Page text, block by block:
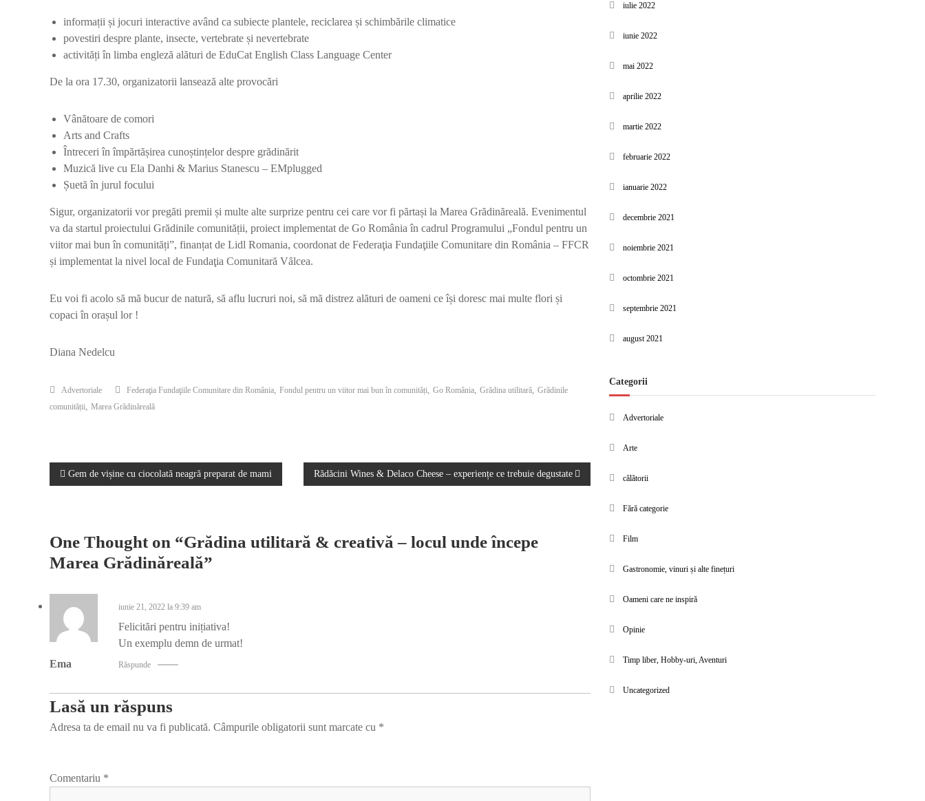
informații și jocuri interactive având ca subiecte plantele, reciclarea și schimbările climatice
povestiri despre plante, insecte, vertebrate și nevertebrate
activități în limba engleză alături de EduCat English Class Language Center
De la ora 17.30, organizatorii lansează alte provocări
Vânătoare de comori
Arts and Crafts
Întreceri în împărtășirea cunoștințelor despre grădinărit
Muzică live cu Ela Danhi & Marius Stanescu – EMplugged
Șuetă în jurul focului
Sigur, organizatorii vor pregăti premii și multe alte surprize pentru cei care vor fi părtași la Marea Grădinăreală. Evenimentul
va da startul proiectului Grădinile comunității, proiect implementat de Go România în cadrul Programului „Fondul pentru un
viitor mai bun în comunități”, finanțat de Lidl Romania, coordonat de Federaţia Fundaţiile Comunitare din România – FFCR
și implementat la nivel local de Fundaţia Comunitară Vȃlcea.
Eu voi fi acolo să mă bucur de natură, să aflu lucruri noi, să mă distrez alături de oameni ce își doresc mai multe flori și
copaci în orașul lor !
Diana Nedelcu
Advertoriale Federaţia Fundaţiile Comunitare din România, Fondul pentru un viitor mai bun în comunități, Go România, Grădina utilitară, Grădinile
comunității, Marea Grădinăreală
Navigare
articole
Gem de vișine cu ciocolată neagră preparat de mami Rădăcini Wines & Delaco Cheese – experiențe ce trebuie degustate
One Thought on “Grădina utilitară & creativă – locul unde începe
Marea Grădinăreală”
Ema
iunie 21, 2022 la 9:39 am
Felicitări pentru inițiativa!
Un exemplu demn de urmat!
Răspunde
Lasă un răspuns
Adresa ta de email nu va fi publicată. Câmpurile obligatorii sunt marcate cu *
Comentariu *
iulie 2022
iunie 2022
mai 2022
aprilie 2022
martie 2022
februarie 2022
ianuarie 2022
decembrie 2021
noiembrie 2021
octombrie 2021
septembrie 2021
august 2021
Categorii
Advertoriale
Arte
călătorii
Fără categorie
Film
Gastronomie, vinuri și alte finețuri
Oameni care ne inspiră
Opinie
Timp liber, Hobby-uri, Aventuri
Uncategorized